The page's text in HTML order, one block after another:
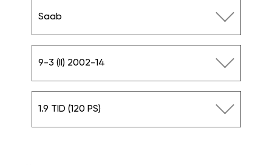
Saab
9-3 (II) 2002-14
1.9 TID (120 PS)